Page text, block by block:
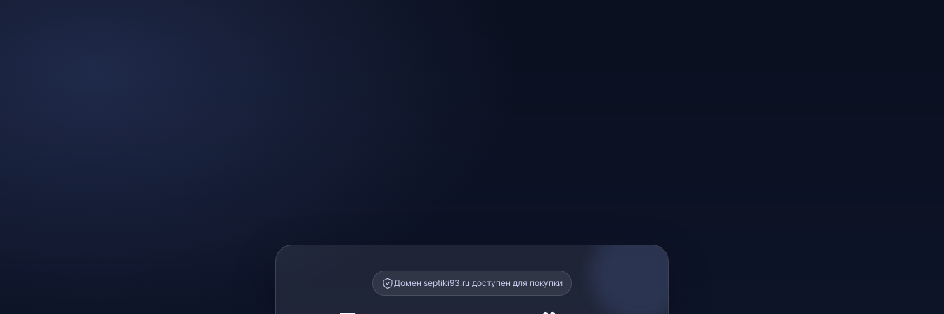
Домен septiki93.ru доступен для покупки